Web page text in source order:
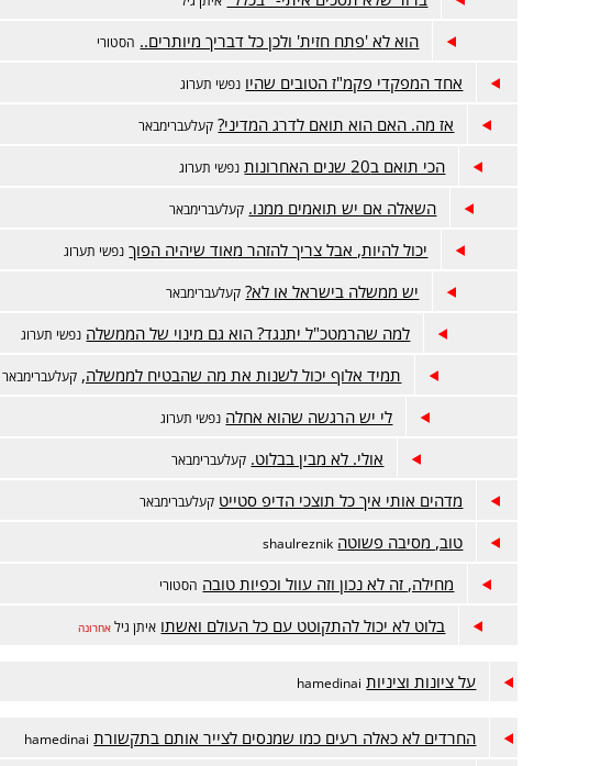
הוא לא 'פתח חזית' ולכן כל דבריך מיותרים.. הסטורי
אחד המפקדי פקמ"ז הטובים שהיו נפשי תערוג
אז מה. האם הוא תואם לדרג המדיני? קעלעברימבאר
הכי תואם ב20 שנים האחרונות נפשי תערוג
השאלה אם יש תואמים ממנו. קעלעברימבאר
יכול להיות, אבל צריך להזהר מאוד שיהיה הפוך נפשי תערוג
יש ממשלה בישראל או לא? קעלעברימבאר
למה שהרמטכ"ל יתנגד? הוא גם מינוי של הממשלה נפשי תערוג
תמיד אלוף יכול לשנות את מה שהבטיח לממשלה, קעלעברימבאר
לי יש הרגשה שהוא אחלה נפשי תערוג
אולי. לא מבין בבלוט. קעלעברימבאר
מדהים אותי איך כל תוצכי הדיפ סטייט קעלעברימבאר
טוב, מסיבה פשוטה shaulreznik
מחילה, זה לא נכון וזה עוול וכפיות טובה הסטורי
בלוט לא יכול להתקוטט עם כל העולם ואשתו איתן גיל אחרונה
על ציונות וציניות hamedinai
החרדים לא כאלה רעים כמו שמנסים לצייר אותם בתקשורת hamedinai